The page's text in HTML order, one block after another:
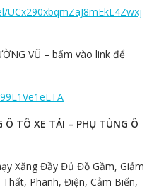
VŨ – bấm vào link để
Ô TÔ XE TẢI – PHỤ TÙNG Ô
Xăng Đầy Đủ Đồ Gầm, Giảm
Phanh, Điện, Cảm Biến,